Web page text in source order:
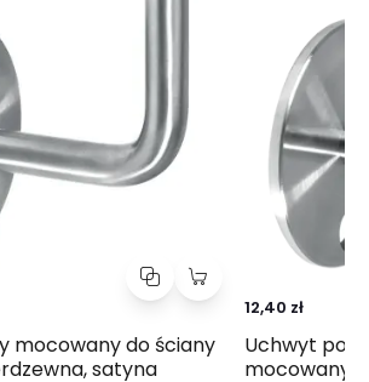
mocowany do ściany
satyna
12,40 zł
Uchwyt
mocowany